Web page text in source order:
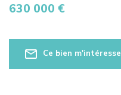
630 000 €
Ce bien m'intéresse